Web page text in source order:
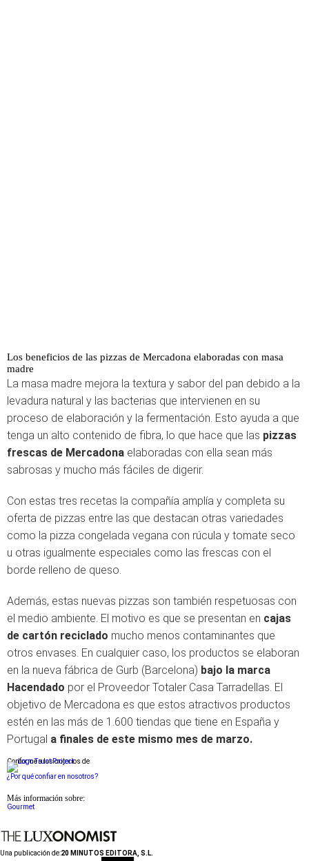
Los beneficios de las pizzas de Mercadona elaboradas con masa
madre
La masa madre mejora la textura y sabor del pan debido a la
levadura natural y las bacterias que intervienen en su
proceso de elaboración y la fermentación. Esto ayuda a que
tenga un alto contenido de fibra, lo que hace que las pizzas
frescas de Mercadona elaboradas con ella sean más
sabrosas y mucho más fáciles de digerir.
Con estas tres recetas la compañía amplía y completa su
oferta de pizzas entre las que destacan otras variedades
como la pizza congelada vegana con rúcula y tomate seco
u otras igualmente especiales como las frescas con el
borde relleno de queso.
Además, estas nuevas pizzas son también respetuosas con
el medio ambiente. El motivo es que se presentan en cajas
de cartón reciclado mucho menos contaminantes que
otros envases. En cualquier caso, los productos se elaboran
en la nueva fábrica de Gurb (Barcelona) bajo la marca
Hacendado por el Proveedor Totaler Casa Tarradellas. El
objetivo de Mercadona es que estos atractivos productos
estén en las más de 1.600 tiendas que tiene en España y
Portugal a finales de este mismo mes de marzo.
Conforme a los criterios de
¿Por qué confiar en nosotros?
Más información sobre:
Gourmet
Una publicación de:20 MINUTOS EDITORA, S.L.